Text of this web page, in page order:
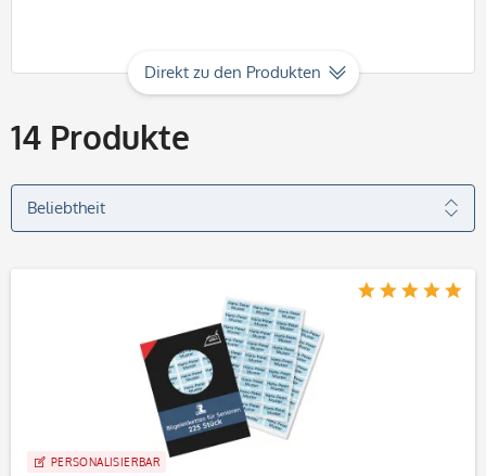
Direkt zu den Produkten
14 Produkte
PERSONALISIERBAR